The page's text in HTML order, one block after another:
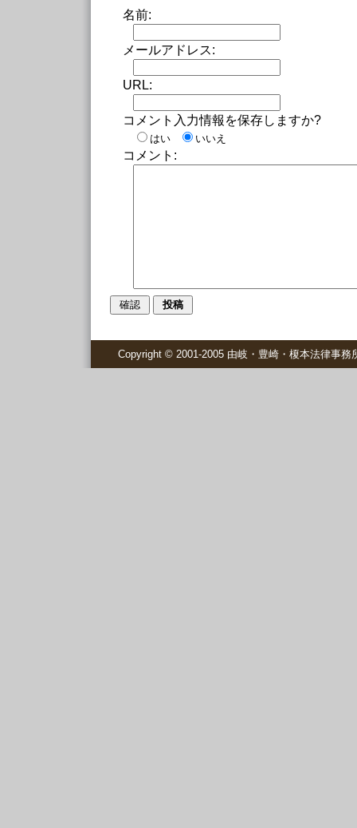
名前:
メールアドレス:
URL:
コメント入力情報を保存しますか?
はい いいえ
コメント:
Copyright © 2001-2005 由岐・豊崎・榎本法律事